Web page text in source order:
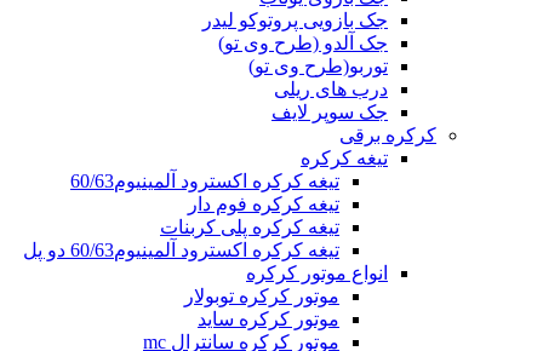
جک بازویی پروتوکو لیدر
جک آلدو (طرح وی تو)
توربو(طرح وی تو)
درب های ریلی
جک سوپر لایف
کرکره برقی
تیغه کرکره
تیغه کرکره اکسترود آلمینیوم60/63
تیغه کرکره فوم دار
تیغه کرکره پلی کربنات
تیغه کرکره اکسترود آلمینیوم60/63 دو پل
انواع موتور کرکره
موتور کرکره توبولار
موتور کرکره ساید
موتور کرکره سانترال mc